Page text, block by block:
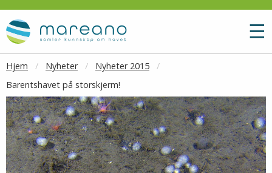
Gå til hovedinnhold
☰
Hjem Nyheter
Nyheter 2015
Barentshavet på storskjerm!